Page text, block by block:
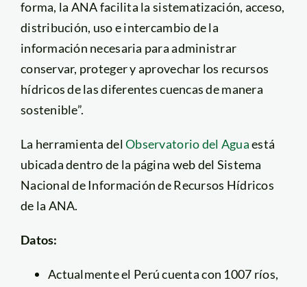
forma, la ANA facilita la sistematización, acceso,
distribución, uso e intercambio de la
información necesaria para administrar
conservar, proteger y aprovechar los recursos
hídricos de las diferentes cuencas de manera
sostenible”.
La herramienta delObservatorio del Aguaestá
ubicada dentro de la página web del Sistema
Nacional de Información de Recursos Hídricos
de la ANA.
Datos:
Actualmente el Perú cuenta con 1007 ríos,